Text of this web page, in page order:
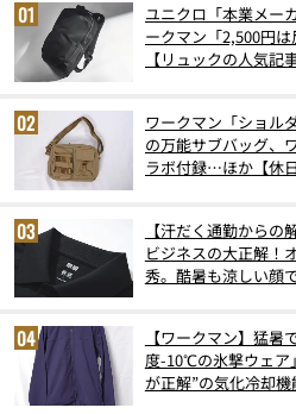
ユニクロ「本業メー
ークマン「2,500円
【リュックの人気記
ワークマン「ショル
の万能サブバッグ、
ラボ付録…ほか【休
【汗だく通勤から
ビジネスの大正解！
秀。酷暑も涼しい顔
【ワークマン】猛
度-10℃の氷撃ウェア
が正解”の気化冷却